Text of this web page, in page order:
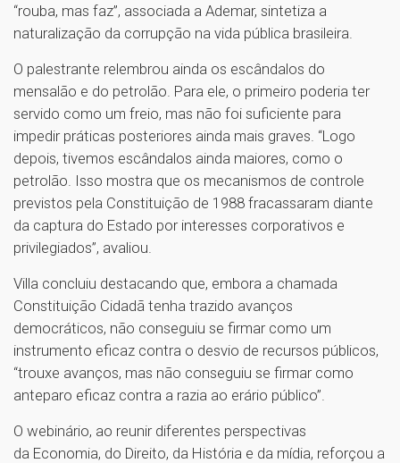
“rouba, mas faz”, associada a Ademar, sintetiza a
naturalização da corrupção na vida pública brasileira.
O palestrante relembrou ainda os escândalos do
mensalão e do petrolão. Para ele, o primeiro poderia ter
servido como um freio, mas não foi suficiente para
impedir práticas posteriores ainda mais graves. “Logo
depois, tivemos escândalos ainda maiores, como o
petrolão. Isso mostra que os mecanismos de controle
previstos pela Constituição de 1988 fracassaram diante
da captura do Estado por interesses corporativos e
privilegiados”, avaliou.
Villa concluiu destacando que, embora a chamada
Constituição Cidadã tenha trazido avanços
democráticos, não conseguiu se firmar como um
instrumento eficaz contra o desvio de recursos públicos,
“trouxe avanços, mas não conseguiu se firmar como
anteparo eficaz contra a razia ao erário público”.
O webinário, ao reunir diferentes perspectivas
da Economia, do Direito, da História e da mídia, reforçou a